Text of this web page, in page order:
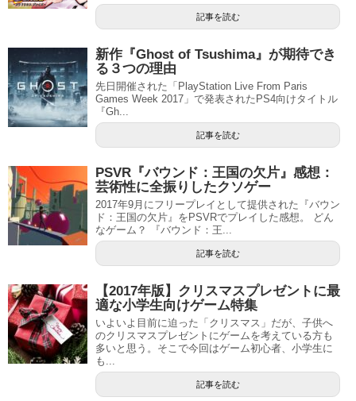
記事を読む
新作『Ghost of Tsushima』が期待でき
る３つの理由
先日開催された「PlayStation Live From Paris
Games Week 2017」で発表されたPS4向けタイトル
『Gh...
記事を読む
PSVR『バウンド：王国の欠片』感想：
芸術性に全振りしたクソゲー
2017年9月にフリープレイとして提供された『バウン
ド：王国の欠片』をPSVRでプレイした感想。 どん
なゲーム？ 『バウンド：王...
記事を読む
【2017年版】クリスマスプレゼントに最
適な小学生向けゲーム特集
いよいよ目前に迫った「クリスマス」だが、子供へ
のクリスマスプレゼントにゲームを考えている方も
多いと思う。そこで今回はゲーム初心者、小学生に
も...
記事を読む